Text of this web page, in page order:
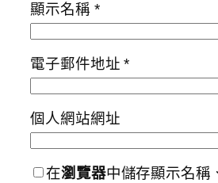
顯示名稱 *
電子郵件地址*
個人網站網址
在瀏覽器中儲存顯示名稱